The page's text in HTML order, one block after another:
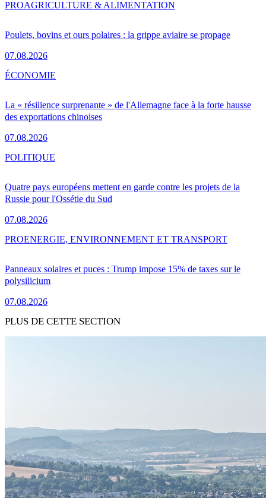
Poulets, bovins et ours polaires : la grippe aviaire se propage
07.08.2026
PROAGRICULTURE & ALIMENTATION
La « résilience surprenante » de l'Allemagne face à la forte hausse
des exportations chinoises
07.08.2026
ÉCONOMIE
Quatre pays européens mettent en garde contre les projets de la
Russie pour l'Ossétie du Sud
07.08.2026
POLITIQUE
Panneaux solaires et puces : Trump impose 15% de taxes sur le
polysilicium
07.08.2026
PROENERGIE, ENVIRONNEMENT ET TRANSPORT
PLUS DE CETTE SECTION